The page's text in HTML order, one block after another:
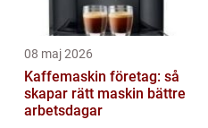
08 maj 2026
Kaffemaskin företag: så
skapar rätt maskin bättre
arbetsdagar